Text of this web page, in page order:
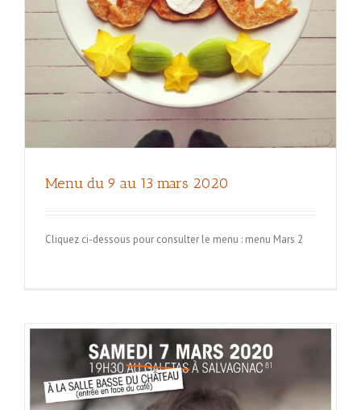
Menu du 9 au 13 mars 2020
Cliquez ci-dessous pour consulter le menu : menu Mars 2